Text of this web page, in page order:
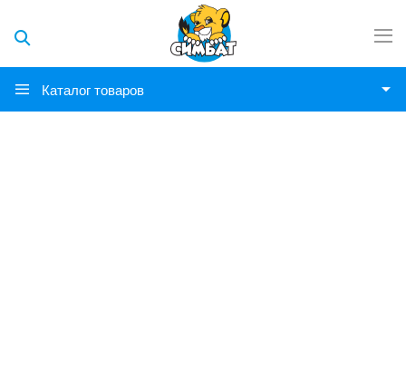
Каталог товаров